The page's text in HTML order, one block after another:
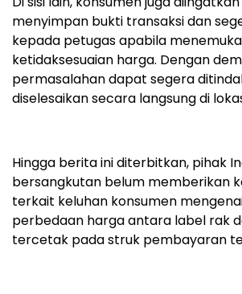
menyimpan bukti transaksi dan
kepada petugas apabila
ketidaksesuaian harga. Dengan
permasalahan dapat segera
diselesaikan secara langsung di
Hingga berita ini diterbitkan, pihak
bersangkutan belum memberikan
terkait keluhan konsumen
perbedaan harga antara label rak
tercetak pada struk pembayaran